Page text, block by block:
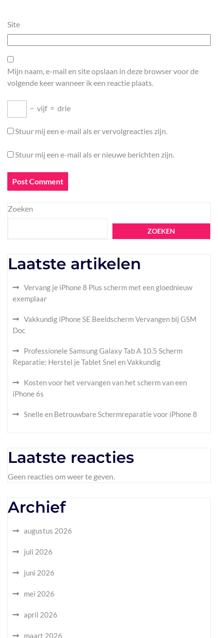
Site
Mijn naam, e-mail en site opslaan in deze browser voor de
volgende keer wanneer ik een reactie plaats.
− vijf = drie
Stuur mij een e-mail als er vervolgreacties zijn.
Stuur mij een e-mail als er nieuwe berichten zijn.
Zoeken
ZOEKEN
Laatste artikelen
Vervang je iPhone 8 Plus scherm met een gloednieuw
exemplaar
Vakkundig iPhone SE Beeldscherm Vervangen bij GSM
Doc
Professionele Samsung Galaxy Tab A 10.5 Scherm
Reparatie: Herstel je Tablet Snel en Vakkundig
Kosten voor het vervangen van het scherm van een
iPhone 6s
Snelle en Betrouwbare Schermreparatie voor iPhone 8
Laatste reacties
Geen reacties om weer te geven.
Archief
augustus 2026
juli 2026
juni 2026
mei 2026
april 2026
maart 2026